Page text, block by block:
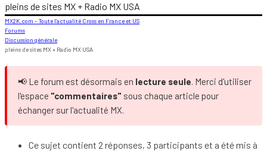
pleins de sites MX + Radio MX USA
MX2K.com – Toute l’actualité Cross en France et US
Forums
Discussion générale
pleins de sites MX + Radio MX USA
📢 Le forum est désormais en lecture seule. Merci d'utiliser
l'espace "commentaires" sous chaque article pour
échanger sur l'actualité MX.
Ce sujet contient 2 réponses, 3 participants et a été mis à